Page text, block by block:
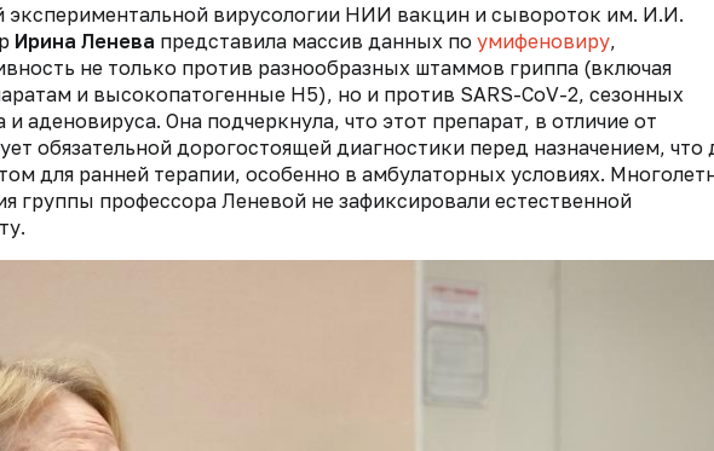
экспериментальной вирусологии НИИ вакцин и сывороток им. И.И.
Ирина Ленева представила массив данных по умифеновиру,
не только против разнообразных штаммов гриппа (включая
и высокопатогенные H5), но и против SARS-CoV-2, сезонных
аденовируса. Она подчеркнула, что этот препарат, в отличие от
обязательной дорогостоящей диагностики перед назначением, что
для ранней терапии, особенно в амбулаторных условиях.
группы профессора Леневой не зафиксировали естественной